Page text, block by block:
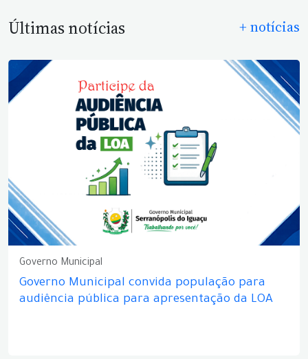
Últimas notícias + notícias
Governo Municipal
Governo Municipal convida população para
audiência pública para apresentação da LOA